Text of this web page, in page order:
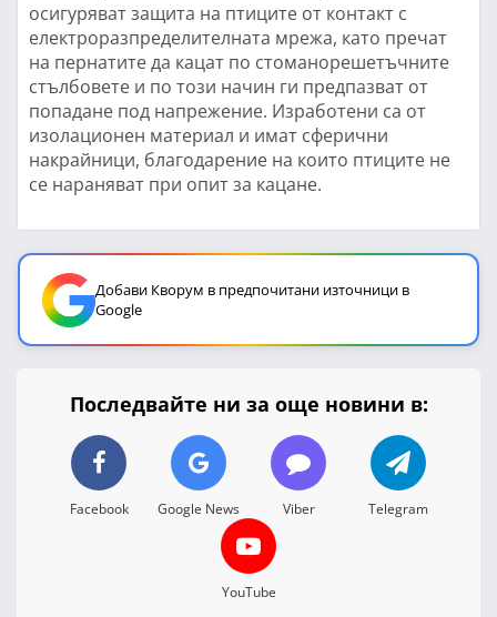
осигуряват защита на птиците от контакт с
електроразпределителната мрежа, като пречат
на пернатите да кацат по стоманорешетъчните
стълбовете и по този начин ги предпазват от
попадане под напрежение. Изработени са от
изолационен материал и имат сферични
накрайници, благодарение на които птиците не
се нараняват при опит за кацане.
Добави Кворум в предпочитани източници в
Google
Последвайте ни за още новини в:
Facebook Google News Viber Telegram
YouTube